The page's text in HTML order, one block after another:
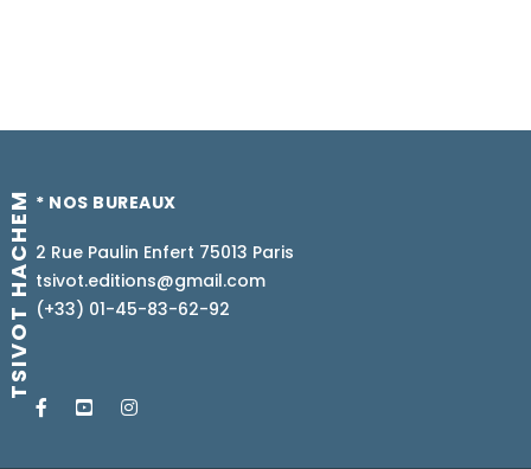
TSIVOT HACHEM * NOS BUREAUX
2 Rue Paulin Enfert 75013 Paris
tsivot.editions@gmail.com
(+33) 01-45-83-62-92